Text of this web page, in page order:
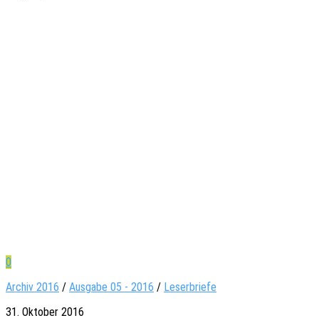
0
Archiv 2016 / Ausgabe 05 - 2016 / Leserbriefe
31. Oktober 2016